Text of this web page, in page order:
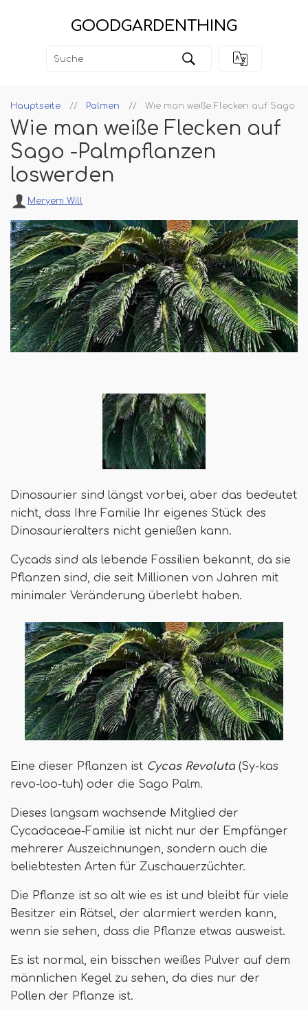
GOODGARDENTHING
Hauptseite Palmen Wie man weiße Flecken auf Sago -
Wie man weiße Flecken auf
Sago -Palmpflanzen
loswerden
Meryem Will
Dinosaurier sind längst vorbei, aber das bedeutet
nicht, dass Ihre Familie Ihr eigenes Stück des
Dinosaurieralters nicht genießen kann.
Cycads sind als lebende Fossilien bekannt, da sie
Pflanzen sind, die seit Millionen von Jahren mit
minimaler Veränderung überlebt haben.
Eine dieser Pflanzen ist Cycas Revoluta (Sy-kas
revo-loo-tuh) oder die Sago Palm.
Dieses langsam wachsende Mitglied der
Cycadaceae-Familie ist nicht nur der Empfänger
mehrerer Auszeichnungen, sondern auch die
beliebtesten Arten für Zuschauerzüchter.
Die Pflanze ist so alt wie es ist und bleibt für viele
Besitzer ein Rätsel, der alarmiert werden kann,
wenn sie sehen, dass die Pflanze etwas ausweist.
Es ist normal, ein bisschen weißes Pulver auf dem
männlichen Kegel zu sehen, da dies nur der
Pollen der Pflanze ist.